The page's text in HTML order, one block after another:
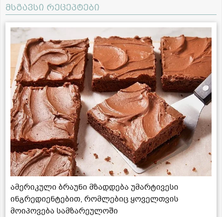
მსგავსი რეცეპტები
ამერიკული ბრაუნი მზადდება უმარტივესი
ინგრედიენტებით, რომლებიც ყოველთვის
მოიპოვება სამზარეულოში